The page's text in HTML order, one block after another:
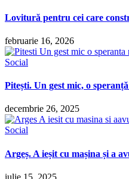
Lovitură pentru cei care
februarie 16, 2026
Social
Pitești. Un gest mic, o
decembrie 26, 2025
Social
Argeș. A ieșit cu mașina și a
iulie 15, 2025